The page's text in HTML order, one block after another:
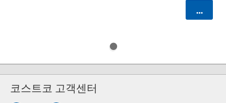
카트에
코스트코 고객센터